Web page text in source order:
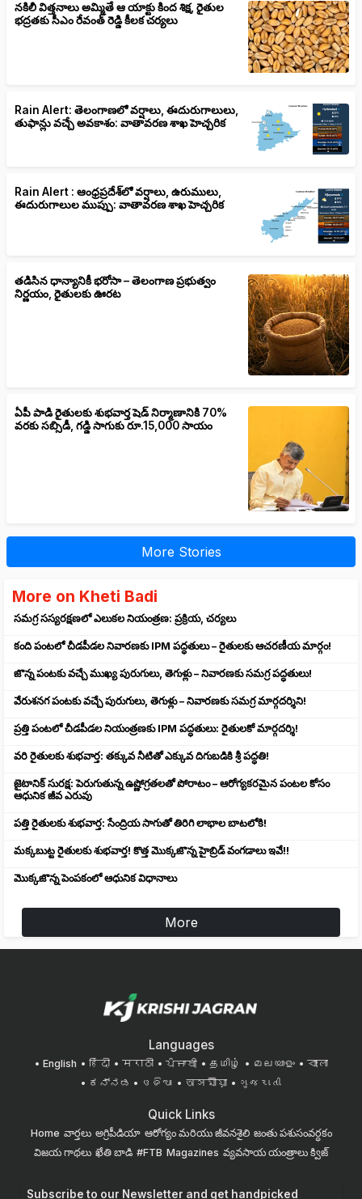
నకిలీ విత్తనాలు అమ్మితే ఆ యాక్టు కింద శిక్ష, రైతుల
భద్రతకు సీఎం రేవంత్ రెడ్డి కీలక చర్యలు
Rain Alert: తెలంగాణలో వర్షాలు, ఈదురుగాలులు,
తుఫాన్లు వచ్చే అవకాశం: వాతావరణ శాఖ హెచ్చరిక
Rain Alert : ఆంధ్రప్రదేశ్‌లో వర్షాలు, ఉరుములు,
ఈదురుగాలుల ముప్పు: వాతావరణ శాఖ హెచ్చరిక
తడిసిన ధాన్యానికీ భరోసా – తెలంగాణ ప్రభుత్వం
నిర్ణయం, రైతులకు ఊరట
ఏపీ పాడి రైతులకు శుభవార్త షెడ్ నిర్మాణానికి 70%
వరకు సబ్సిడీ, గడ్డి సాగుకు రూ.15,000 సాయం
More Stories
More on Kheti Badi
సమగ్ర సస్యరక్షణలో ఎలుకల నియంత్రణ: ప్రక్రియ, చర్యలు
కంది పంటలో చీడపీడల నివారణకు IPM పద్ధతులు – రైతులకు ఆచరణీయ మార్గం!
జొన్న పంటకు వచ్చే ముఖ్య పురుగులు, తెగుళ్లు – నివారణకు సమగ్ర పద్ధతులు!
వేరుశనగ పంటకు వచ్చే పురుగులు, తెగుళ్లు – నివారణకు సమగ్ర మార్గదర్శిని!
ప్రత్తి పంటలో చీడపీడల నియంత్రణకు IPM పద్ధతులు: రైతులకో మార్గదర్శి!
వరి రైతులకు శుభవార్త: తక్కువ నీటితో ఎక్కువ దిగుబడికి శ్రీ పద్ధతి!
జైటానిక్ సురక్ష: పెరుగుతున్న ఉష్ణోగ్రతలతో పోరాటం – ఆరోగ్యకరమైన పంటల కోసం
ఆధునిక జీవ ఎరువు
పత్తి రైతులకు శుభవార్త: సేంద్రియ సాగుతో తిరిగి లాభాల బాటలోకి!
మక్కబుట్ట రైతులకు శుభవార్త! కొత్త మొక్కజొన్న హైబ్రిడ్ వంగడాలు ఇవే!!
మొక్కజొన్న పెంపకంలో ఆధునిక విధానాలు
More
Languages
English हिंदी मराठी ਪੰਜਾਬੀ தமிழ் മലയാളം
বাংলা
ಕನ್ನಡ
ଓଡିଆ অসমীয়া ગુજરાતી
Quick Links
Home వార్తలు అగ్రిపీడియా ఆరోగ్యం మరియు జీవనశైలి జంతు పశుసంవర్ధకం
విజయ గాథలు ఖేతి బాడి #FTB Magazines వ్యవసాయ యంత్రాలు క్విజ్
Subscribe to our Newsletter and get handpicked